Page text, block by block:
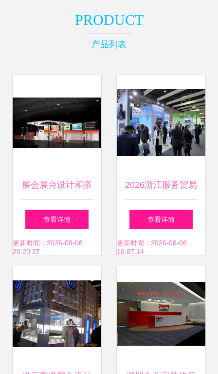
PRODUCT
产品列表
展会展台设计和搭
建服务
查看详情
更新时间：2026-08-06
20:20:27
2026浙江服务贸易
（西班牙）电子科
技展开幕 闪耀巴塞
采
查看详情
更新时间：2026-08-06
10:07:14